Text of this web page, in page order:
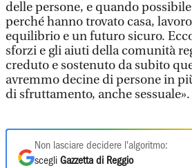
delle persone, e quando
perché hanno trovato casa,
equilibrio e un futuro sicuro.
sforzi e gli aiuti della comunità
creduto e sostenuto da subito
avremmo decine di persone in
di sfruttamento, anche
Non lasciare decidere l'algoritmo:
scegli Gazzetta di Reggio